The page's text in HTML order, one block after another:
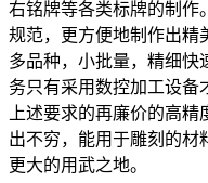
右铭牌等各类标牌的制作
规范，更方便地制作出精
多品种，小批量，精细快
务只有采用数控加工设备
上述要求的再廉价的高
出不穷，能用于雕刻的材
更大的用武之地。